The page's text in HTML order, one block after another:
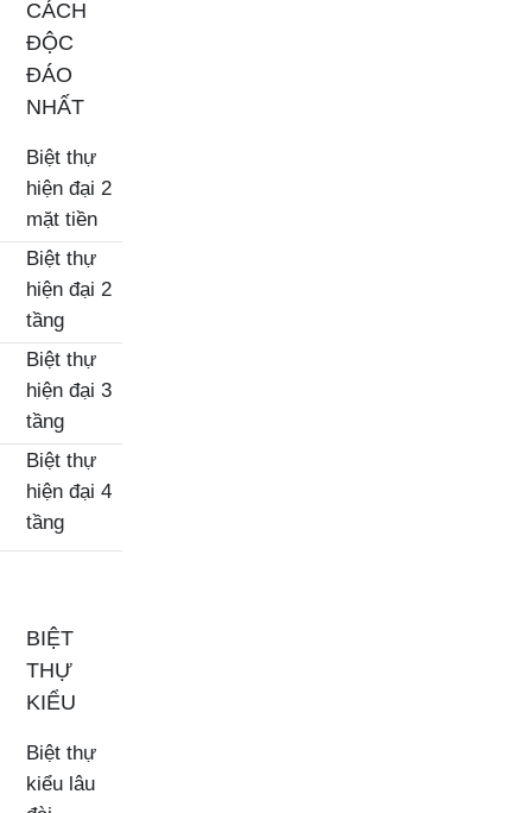
CÁCH
ĐỘC
ĐÁO
NHẤT
Biệt thự
hiện đại 2
mặt tiền
Biệt thự
hiện đại 2
tầng
Biệt thự
hiện đại 3
tầng
Biệt thự
hiện đại 4
tầng
BIỆT
THỰ
KIỂU
Biệt thự
kiểu lâu